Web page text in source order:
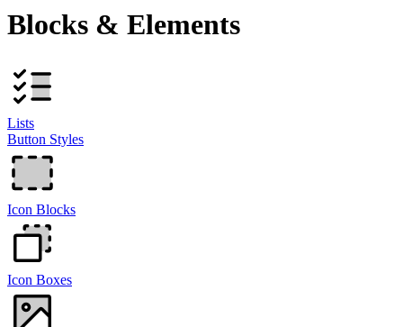
Blocks & Elements
Lists
Button Styles
Icon Blocks
Icon Boxes